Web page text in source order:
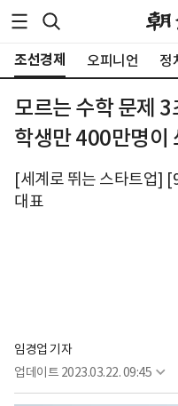
조선경제 오피니언 정
모르는 수학 문제
학생만 400만명이
[세계로 뛰는 스타트업]
대표
임경업 기자
업데이트 2023.03.22. 09:45